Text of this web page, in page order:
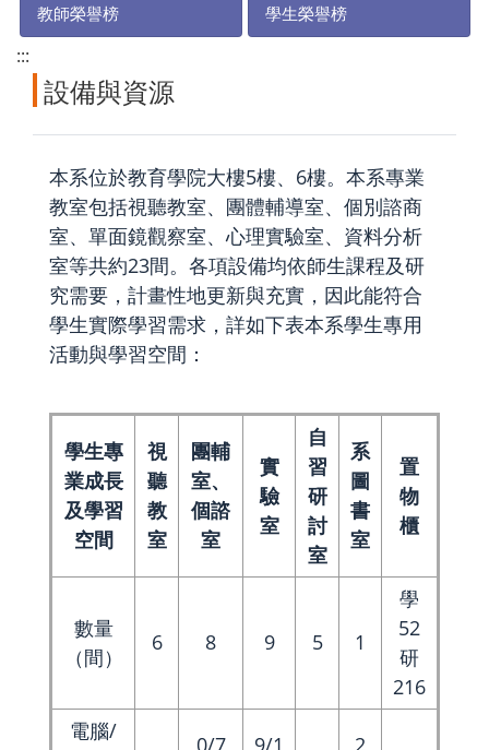
教師榮譽榜 學生榮譽榜
:::
設備與資源
本系位於教育學院大樓5樓、6樓。本系專業
教室包括視聽教室、團體輔導室、個別諮商
室、單面鏡觀察室、心理實驗室、資料分析
室等共約23間。各項設備均依師生課程及研
究需要，計畫性地更新與充實，因此能符合
學生實際學習需求，詳如下表本系學生專用
活動與學習空間：
學生專
業成長
及學習
空間
視
聽
教
室
團輔
室、
個諮
室
實
驗
室
自
習
研
討
室
系
圖
書
室
置
物
櫃
數量
（間）
6 8 9 5 1
學
52
研
216
電腦/